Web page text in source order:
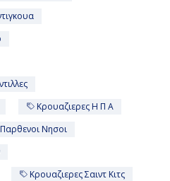
Κρουαζιερες Η Π Α
Παρθενοι Νησοι
Κρουαζιερες Σαιντ Κιτς